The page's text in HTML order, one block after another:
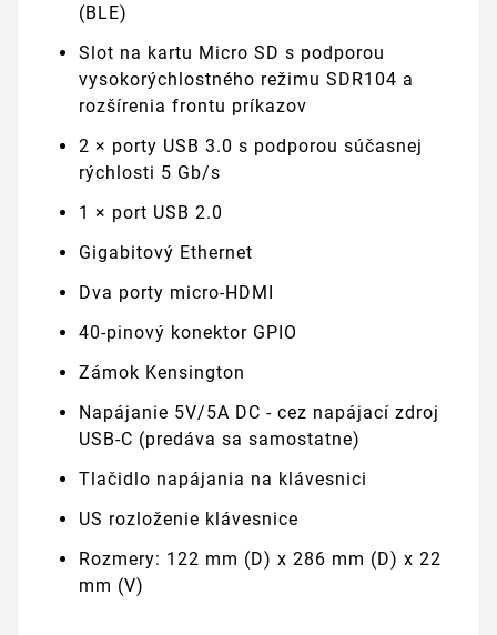
(BLE)
Slot na kartu Micro SD s podporou
vysokorýchlostného režimu SDR104 a
rozšírenia frontu príkazov
2 × porty USB 3.0 s podporou súčasnej
rýchlosti 5 Gb/s
1 × port USB 2.0
Gigabitový Ethernet
Dva porty micro-HDMI
40-pinový konektor GPIO
Zámok Kensington
Napájanie 5V/5A DC - cez napájací zdroj
USB-C (predáva sa samostatne)
Tlačidlo napájania na klávesnici
US rozloženie klávesnice
Rozmery: 122 mm (D) x 286 mm (D) x 22
mm (V)